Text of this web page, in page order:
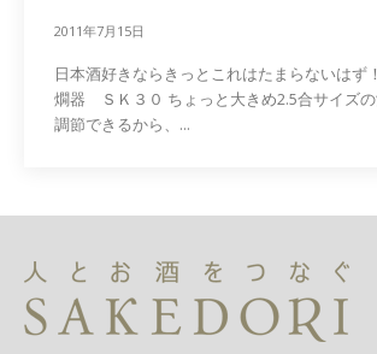
2011年7月15日
日本酒好きならきっとこれはたまらないはず！ テスコム 酒
燗器 ＳＫ３０ ちょっと大きめ2.5合サイズの酒燗器。 温度
調節できるから、...